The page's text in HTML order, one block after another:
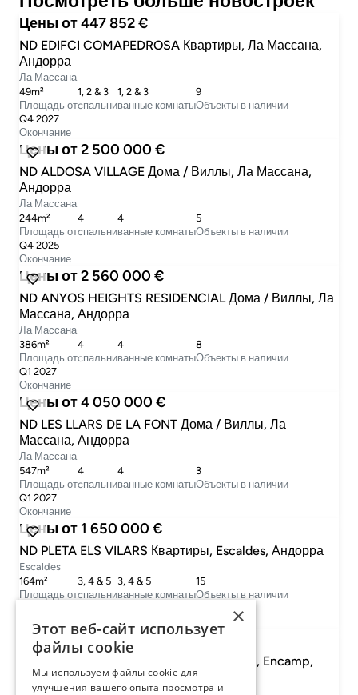
Цены от 447 852 €
ND EDIFCI COMAPEDROSA Квартиры, Ла Массана,
Андорра
Ла Массана
Площадь от
49m²
cпальни
1, 2 & 3
ванные комнаты
1, 2 & 3
Объекты в наличии
9
Окончание
Q4 2027
Цены от 2 500 000 €
ND ALDOSA VILLAGE Дома / Виллы, Ла Массана,
Андорра
Ла Массана
Площадь от
244m²
cпальни
4
ванные комнаты
4
Объекты в наличии
5
Окончание
Q4 2025
Цены от 2 560 000 €
ND ANYOS HEIGHTS RESIDENCIAL Дома / Виллы, Ла
Массана, Андорра
Ла Массана
Площадь от
386m²
cпальни
4
ванные комнаты
4
Объекты в наличии
8
Окончание
Q1 2027
Цены от 4 050 000 €
ND LES LLARS DE LA FONT Дома / Виллы, Ла
Массана, Андорра
Ла Массана
Площадь от
547m²
cпальни
4
ванные комнаты
4
Объекты в наличии
3
Окончание
Q1 2027
Цены от 1 650 000 €
ND PLETA ELS VILARS Квартиры, Escaldes, Андорра
Escaldes
Площадь от
164m²
cпальни
3, 4 & 5
ванные комнаты
3, 4 & 5
Объекты в наличии
15
Окончание
Цены от 390 000 €
ND RESIDENCIAL CALCINERA Квартиры, Encamp,
Андорра
×
Этот веб-сайт использует
файлы cookie
Мы используем файлы cookie для
улучшения вашего опыта просмотра и